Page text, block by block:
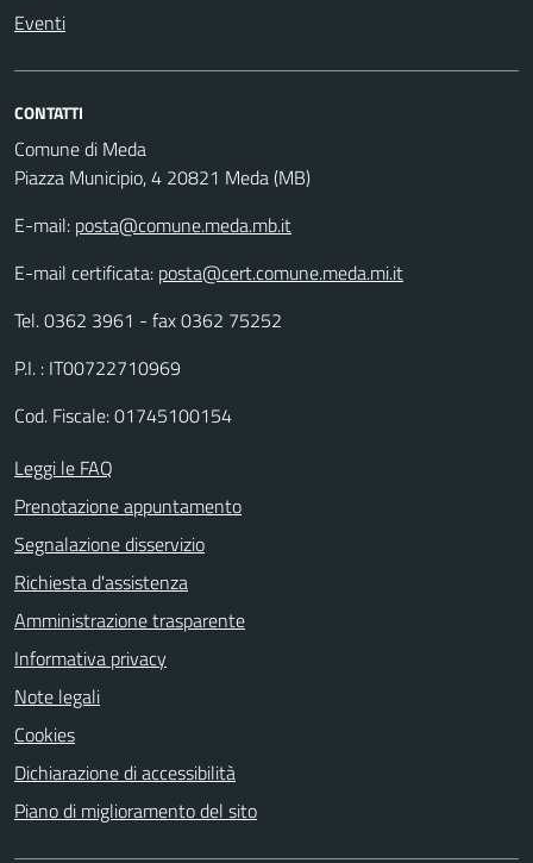
Eventi
CONTATTI
Comune di Meda
Piazza Municipio, 4 20821 Meda (MB)
E-mail: posta@comune.meda.mb.it
E-mail certificata: posta@cert.comune.meda.mi.it
Tel. 0362 3961 - fax 0362 75252
P.I. : IT00722710969
Cod. Fiscale: 01745100154
Leggi le FAQ
Prenotazione appuntamento
Segnalazione disservizio
Richiesta d'assistenza
Amministrazione trasparente
Informativa privacy
Note legali
Cookies
Dichiarazione di accessibilità
Piano di miglioramento del sito